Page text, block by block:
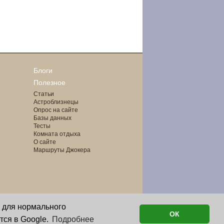
нормального
в Google. Подробнее
ОК
Блоги
Полезное
Статьи
Астроблизнецы
Опрос на сайте
Базы данных
Тесты
Комната отдыха
О сайте
Маршруты Джокера